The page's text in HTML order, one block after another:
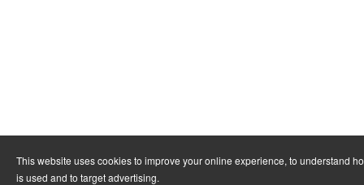
This website uses cookies to improve your online experience, to understand
is used and to target advertising.